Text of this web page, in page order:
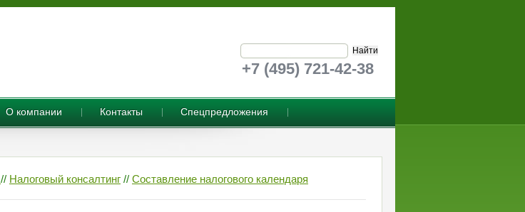
+7 (495) 721-42-38
О компании Контакты Cпецпредложения
// Налоговый консалтинг // Составление налогового календаря